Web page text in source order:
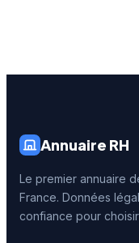
Annuaire RH
Le premier annuaire
France. Données
confiance pour